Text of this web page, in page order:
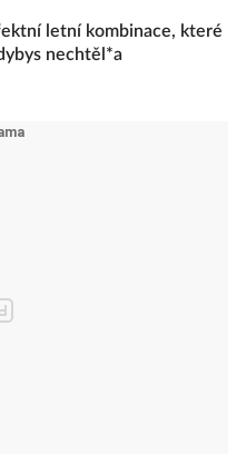
letní kombinace, které
nechtěl*a